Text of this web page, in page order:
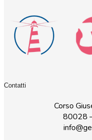
Contatti
Corso
80028